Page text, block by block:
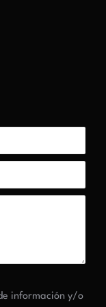
información y/o